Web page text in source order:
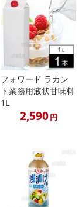
フォワード ラカン
ト業務用液状甘味料
1L
2,590円